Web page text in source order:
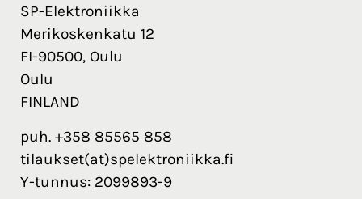
SP-Elektroniikka
Merikoskenkatu 12
FI-90500, Oulu
Oulu
FINLAND
puh. +358 85565 858
tilaukset(at)spelektroniikka.fi
Y-tunnus: 2099893-9